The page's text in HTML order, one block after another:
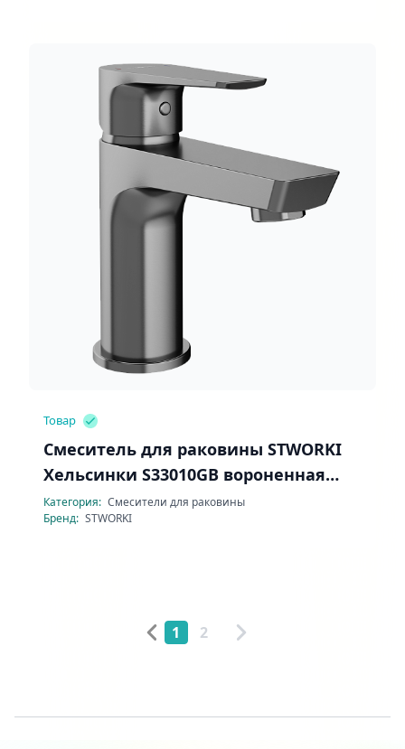
Товар
Смеситель для раковины STWORKI
Хельсинки S33010GB вороненная
сталь
Категория: Смесители для раковины
Бренд: STWORKI
1 2